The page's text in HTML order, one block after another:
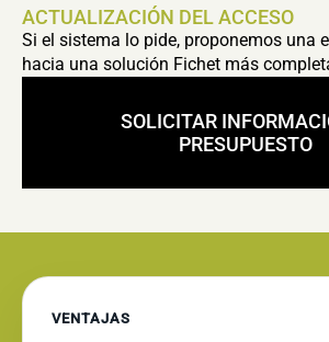
ACTUALIZACIÓN DEL ACCESO
Si el sistema lo pide, proponemos una
hacia una solución Fichet más
SOLICITAR
PRESUPUESTO
VENTAJAS